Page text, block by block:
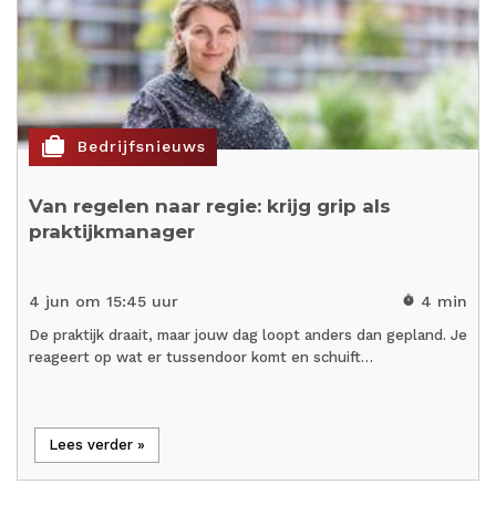
cases Bedrijfsnieuws
Van regelen naar regie: krijg grip als
praktijkmanager
4 jun om 15:45 uur timer 4 min
De praktijk draait, maar jouw dag loopt anders dan gepland. Je
reageert op wat er tussendoor komt en schuift…
Lees verder »